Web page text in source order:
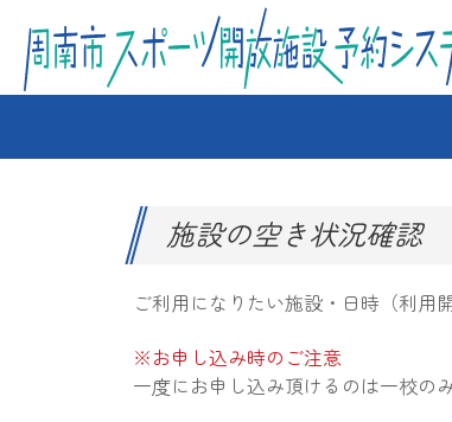
施設の空き状況確認
ご利用になりたい施設・日時（利用
※お申し込み時のご注意
一度にお申し込み頂けるのは一校の